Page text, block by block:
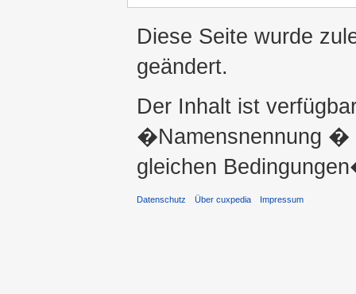
Diese Seite wurde
geändert.
Der Inhalt ist
�Namensnennung �
gleichen
Datenschutz Über cuxpedia Impressum